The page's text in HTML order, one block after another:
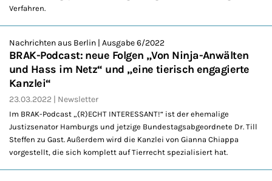
Verfahren.
Nachrichten aus Berlin | Ausgabe 6/2022
BRAK-Podcast: neue Folgen „Von Ninja-Anwälten
und Hass im Netz“ und „eine tierisch engagierte
Kanzlei“
23.03.2022 Newsletter
Im BRAK-Podcast „(R)ECHT INTERESSANT!“ ist der ehemalige
Justizsenator Hamburgs und jetzige Bundestagsabgeordnete Dr. Till
Steffen zu Gast. Außerdem wird die Kanzlei von Gianna Chiappa
vorgestellt, die sich komplett auf Tierrecht spezialisiert hat.